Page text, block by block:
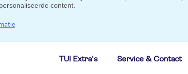
content.
TUI Extra's Service & Contact